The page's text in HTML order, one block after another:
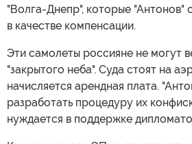
"Волга-Днепр", которые "Антонов"
в качестве компенсации.
Эти самолеты россияне не могут
"закрытого неба". Суда стоят на
начисляется арендная плата.
разработать процедуру их
нуждается в поддержке